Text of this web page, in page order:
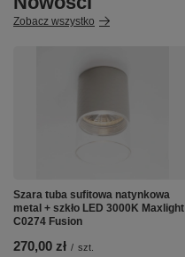
Zobacz wszystko
Szara tuba sufitowa natynkowa
metal + szkło LED 3000K Maxlight
C0274 Fusion
270,00 zł / szt.